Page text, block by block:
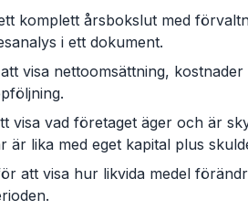
komplett årsbokslut med
i ett dokument.
visa nettoomsättning,
vad företaget äger och är
är lika med eget kapital plus
att visa hur likvida medel